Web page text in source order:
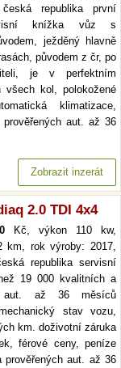
republika první
knížka vůz s
ježděný hlavně
původem z čr, po
je v perfektním
všech kol, polokožené
klimatizace,
aut. až 36
Zobrazit inzerát
2.0 TDI 4x4
Kč, výkon 110 kw,
km, rok výroby: 2017,
republika servisní
19 000 kvalitních a
aut. až 36 měsíců
stav vozu,
km. doživotní záruka
férové ceny, peníze
aut. až 36